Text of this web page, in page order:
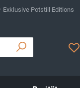
Exklusive Potstill Editions